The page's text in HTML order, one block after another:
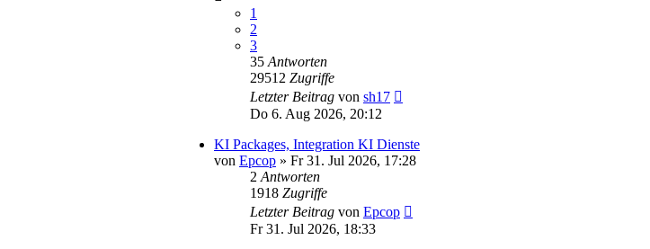
1
2
3
35 Antworten
29512 Zugriffe
Letzter Beitrag von sh17
Do 6. Aug 2026, 20:12
KI Packages, Integration KI Dienste
von Epcop » Fr 31. Jul 2026, 17:28
2 Antworten
1918 Zugriffe
Letzter Beitrag von Epcop
Fr 31. Jul 2026, 18:33